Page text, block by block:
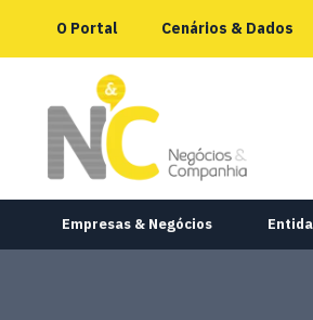
O Portal Cenários & Dados
Empresas & Negócios